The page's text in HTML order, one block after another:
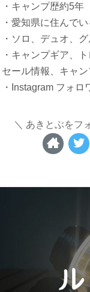
・キャンプ歴約5年
・愛知県に住んで
・ソロ、デュオ、
・キャンプギア、ト
セール情報、キャ
・Instagram フォロ
あきとぶをフ